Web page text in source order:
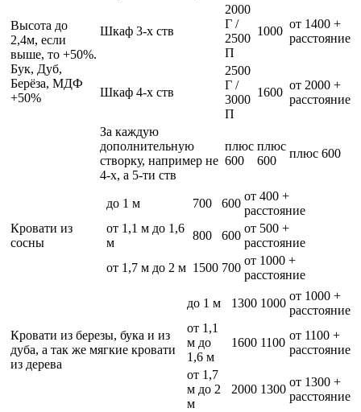
Высота до
2,4м, если
выше, то +50%.
Бук, Дуб,
Берёза, МДФ
+50%
Шкаф 3-х ств
2000
Г /
2500
П
1000
от 1400 +
расстояние
Шкаф 4-х ств
2500
Г /
3000
П
1600
от 2000 +
расстояние
За каждую
дополнительную
створку, например не
4-х, а 5-ти ств
плюс
600
плюс
600
плюс 600
Кровати из
сосны
до 1 м 700 600
от 400 +
расстояние
от 1,1 м до 1,6
м
800 600
от 500 +
расстояние
от 1,7 м до 2 м 1500 700
от 1000 +
расстояние
Кровати из березы, бука и из
дуба, а так же мягкие кровати
из дерева
до 1 м 1300 1000
от 1000 +
расстояние
от 1,1
м до
1,6 м
1600 1100
от 1100 +
расстояние
от 1,7
м до 2
м
2000 1300
от 1300 +
расстояние